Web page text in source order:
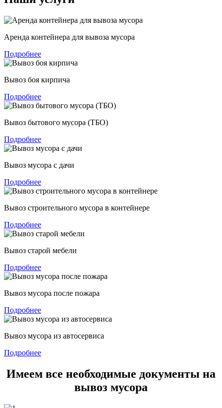
Аренда контейнера для вывоза мусора
Подробнее
Вывоз боя кирпича
Подробнее
Вывоз бытового мусора (ТБО)
Подробнее
Вывоз мусора с дачи
Подробнее
Вывоз строительного мусора в контейнере
Подробнее
Вывоз старой мебели
Подробнее
Вывоз мусора после пожара
Подробнее
Вывоз мусора из автосервиса
Подробнее
Имеем все необходимые документы на
вывоз мусора